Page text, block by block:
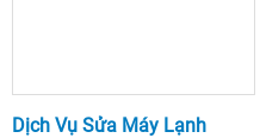
Dịch Vụ Sửa Máy Lạnh